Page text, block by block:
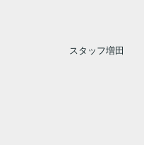
スタッフ増田